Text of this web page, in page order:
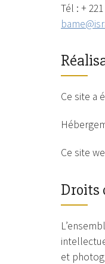
Tél : +
Ce site a
Ce site
Droits
et